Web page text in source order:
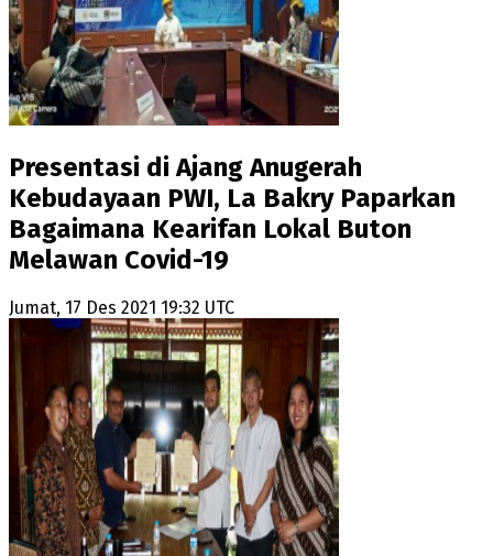
Presentasi di Ajang Anugerah
Kebudayaan PWI, La Bakry Paparkan
Bagaimana Kearifan Lokal Buton
Melawan Covid-19
Jumat, 17 Des 2021 19:32 UTC